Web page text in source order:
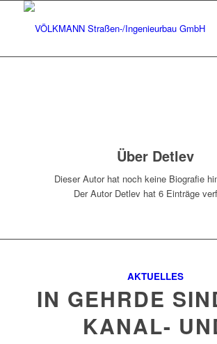
Über Detlev
Dieser Autor hat noch keine Biografie
Der Autor Detlevhat 6 Einträge
AKTUELLES
IN GEHRDE
KANAL-